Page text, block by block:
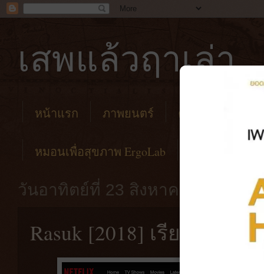
เสพแล้วฤาเล่า
หน้าแรก ภาพยนตร์ คาเฟ่
หมอนเพื่อสุขภาพ ErgoLab
วันอาทิตย์ที่ 23 สิงหาคม พ.ศ.
Rasuk [2018] เรียกผีคืนร่า